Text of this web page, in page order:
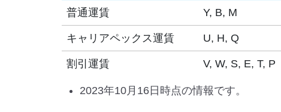
普通運賃 Y, B, M
キャリアペックス運賃 U, H, Q
割引運賃 V, W, S, E, T, P
2023年10月16日時点の情報です。